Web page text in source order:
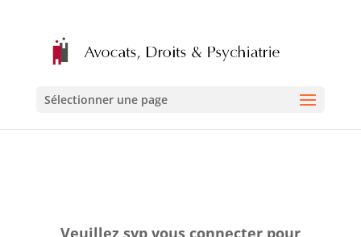
Sélectionner une page
Veuillez svp vous connecter pour